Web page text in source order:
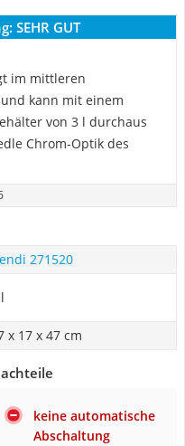
SEHR GUT
im mittleren
kann mit einem
von 3 l durchaus
Chrom-Optik des
271520
x 17 x 47 cm
keine automatische
Abschaltung